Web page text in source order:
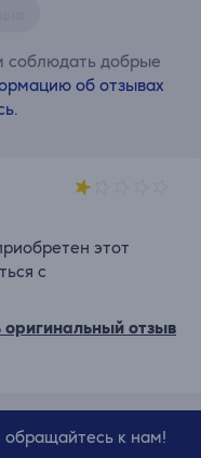
соблюдать добрые
об отзывах
этот
с
оригинальный отзыв
обращайтесь к нам!